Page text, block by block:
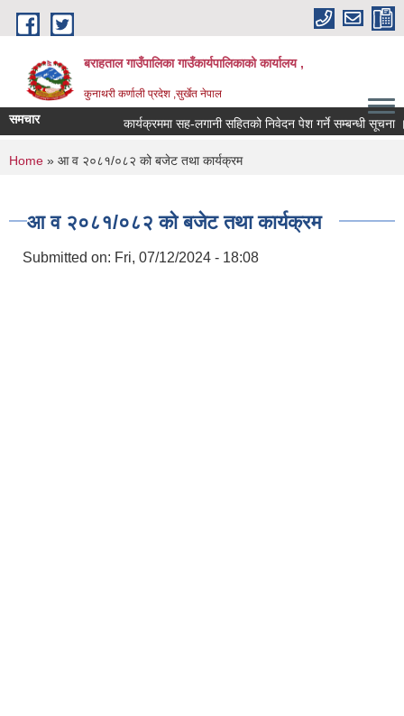
Skip to main content
बराहताल गाउँपालिका गाउँकार्यपालिकाको कार्यालय ,
कुनाथरी कर्णाली प्रदेश ,सुर्खेत नेपाल
समचार कार्यक्रममा सह-लगानी सहितको निवेदन पेश गर्ने सम्बन्धी सूचना ।।।
You are here
Home » आ व २०८१/०८२ को बजेट तथा कार्यक्रम
आ व २०८१/०८२ को बजेट तथा कार्यक्रम
Submitted on: Fri, 07/12/2024 - 18:08